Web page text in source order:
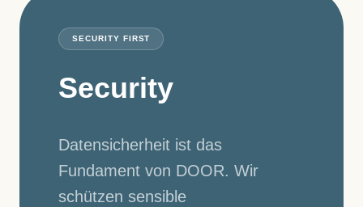
SECURITY FIRST
Security
Datensicherheit ist das
Fundament von DOOR. Wir
schützen sensible